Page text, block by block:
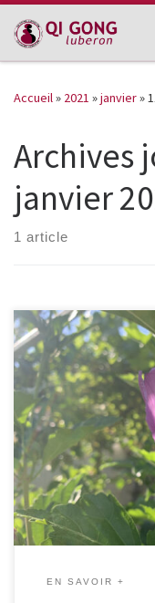
Passer au contenu
Accueil» 2021 »janvier»
Archives
janvier
1 article
Veuillez laisser ce
à la lettre d'infos Nous
EN SAVOIR +